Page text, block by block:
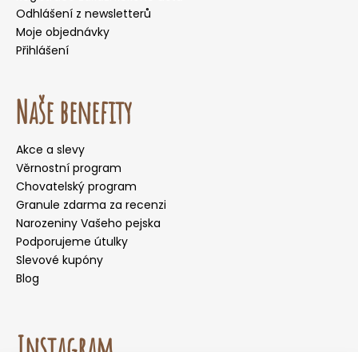
Odhlášení z newsletterů
Moje objednávky
Přihlášení
Naše benefity
Akce a slevy
Věrnostní program
Chovatelský program
Granule zdarma za recenzi
Narozeniny Vašeho pejska
Podporujeme útulky
Slevové kupóny
Blog